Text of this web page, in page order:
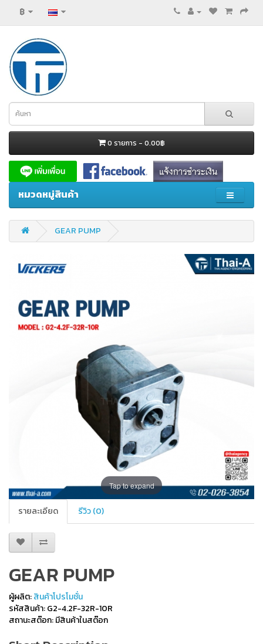
฿
0 รายการ - 0.00฿
หมวดหมู่สินค้า
GEAR PUMP
Tap to expand
รายละเอียด รีวิว (0)
GEAR PUMP
ผู้ผลิต:สินค้าโปรโมชั่น
รหัสสินค้า: G2-4.2F-32R-10R
สถานะสต๊อก: มีสินค้าในสต๊อก